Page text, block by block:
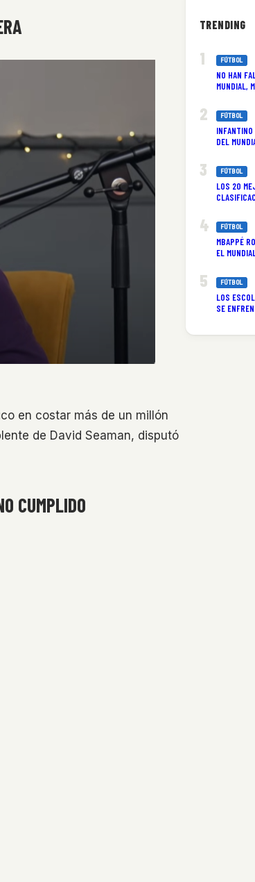
en costar más de un millón
de David Seaman, disputó
CUMPLIDO
TRENDING
FÚTBOL
NO HAN
MUNDIAL,
FÚTBOL
DEL
FÚTBOL
LOS 20
FÚTBOL
MBAPPÉ
EL
FÚTBOL
LOS
SE